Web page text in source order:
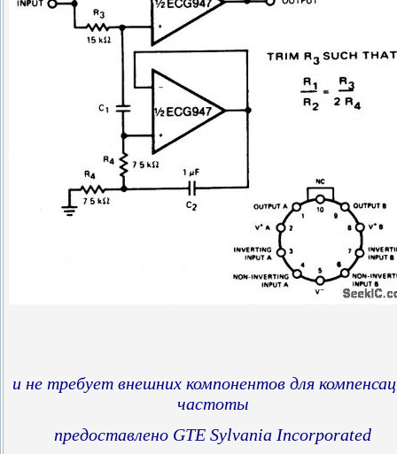
и не требует внешних компонентов для
частоты
предоставлено GTE Sylvania Incorporated